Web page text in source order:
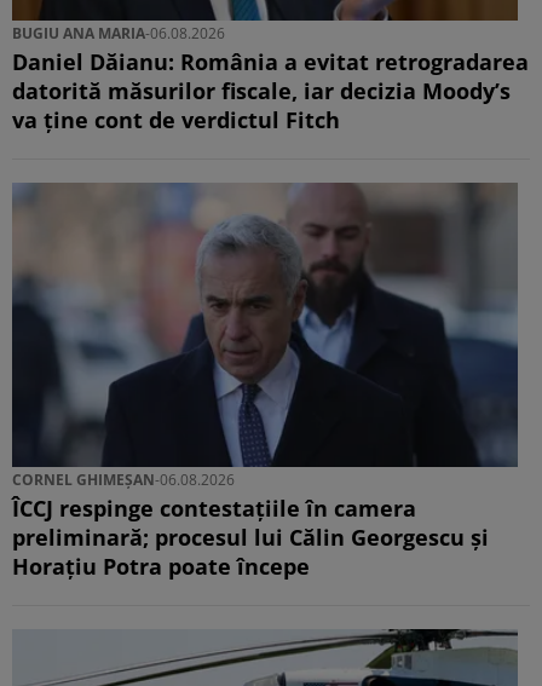
BUGIU ⁠ANA MARIA-06.08.2026
Daniel Dăianu: România a evitat retrogradarea
datorită măsurilor fiscale, iar decizia Moody’s
va ține cont de verdictul Fitch
CORNEL GHIMEȘAN-06.08.2026
ÎCCJ respinge contestațiile în camera
preliminară; procesul lui Călin Georgescu și
Horațiu Potra poate începe